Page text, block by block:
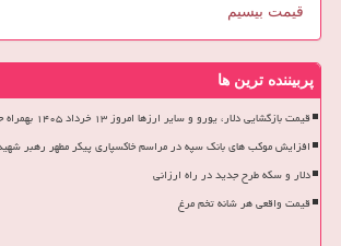
قیمت بیسیم
پربیننده ترین ها
قیمت بازگشایی دلار، یورو و سایر ارزها امروز ۱۳ خرداد ۱۴۰۵ بهمراه جدول
افزایش موکب های بانک سپه در مراسم خاکسپاری پیکر مطهر رهبر شهید امت
دلار و سکه طرح جدید در راه ارزانی
قیمت واقعی هر شانه تخم مرغ